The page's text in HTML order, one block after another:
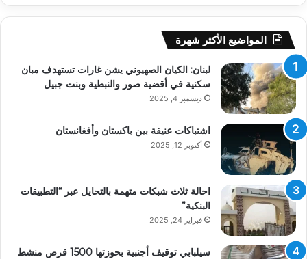
المواضيع الأكثر شهرة
لبنان: الكيان الصهيوني يشن غارات تستهدف مبان
سكنية في أقضية صور والنبطية وبنت جبيل
ديسمبر 4, 2025
اشتباكات عنيفة بين باكستان وأفغانستان
أكتوبر 12, 2025
احالة ثلاث شبكات متهمة بالتحايل عبر “التطبيقات
البنكية”
فبراير 24, 2025
سيلبابي توقيف أجنبية بحوزتها 1500 قرص منشط